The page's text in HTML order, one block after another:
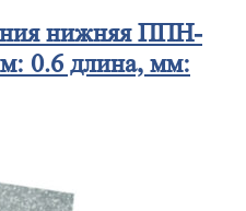
нижняя ППН-
0.6 длина, мм: